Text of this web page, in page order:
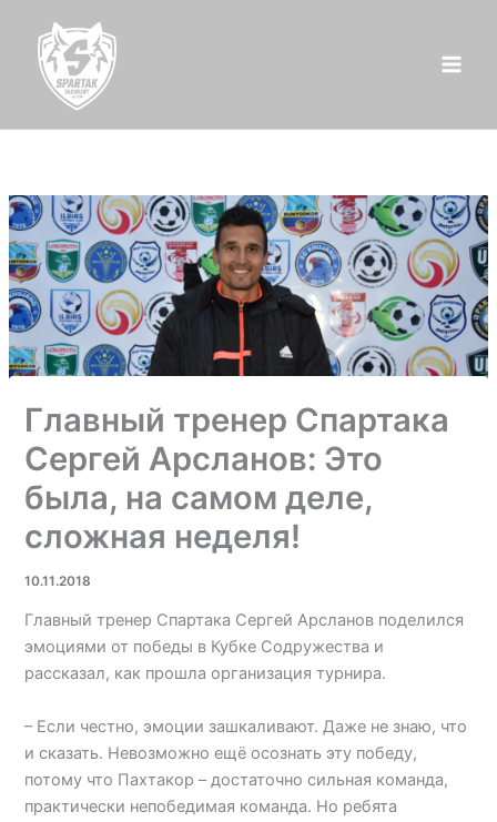
содержимому
Главный тренер Спартака
Сергей Арсланов: Это
была, на самом деле,
сложная неделя!
10.11.2018
Главный тренер Спартака Сергей Арсланов поделился
эмоциями от победы в Кубке Содружества и
рассказал, как прошла организация турнира.
– Если честно, эмоции зашкаливают. Даже не знаю, что
и сказать. Невозможно ещё осознать эту победу,
потому что Пахтакор – достаточно сильная команда,
практически непобедимая команда. Но ребята